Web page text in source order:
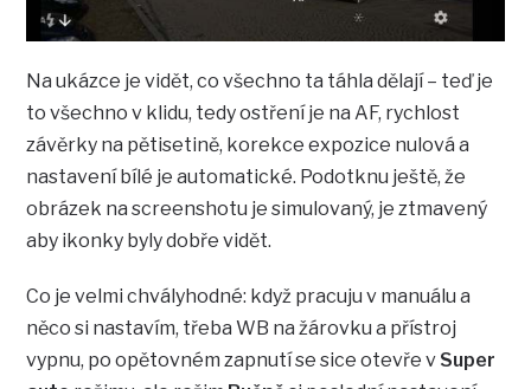
Na ukázce je vidět, co všechno ta táhla dělají – teď je
to všechno v klidu, tedy ostření je na AF, rychlost
závěrky na pětisetině, korekce expozice nulová a
nastavení bílé je automatické. Podotknu ještě, že
obrázek na screenshotu je simulovaný, je ztmavený
aby ikonky byly dobře vidět.
Co je velmi chvályhodné: když pracuju v manuálu a
něco si nastavím, třeba WB na žárovku a přístroj
vypnu, po opětovném zapnutí se sice otevře v Super